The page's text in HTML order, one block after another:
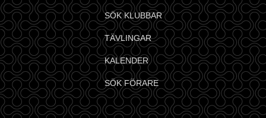
SÖK KLUBBAR
TÄVLINGAR
KALENDER
SÖK FÖRARE